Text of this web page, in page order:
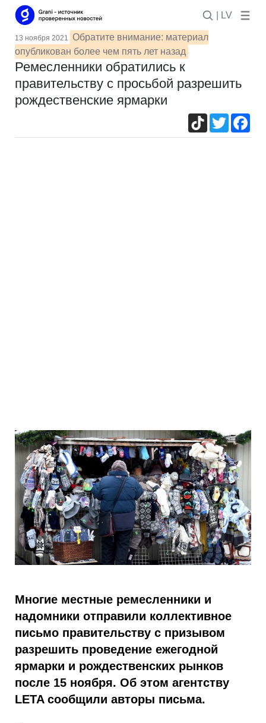
| LV
13 ноября 2021 Обратите внимание: материал
опубликован более чем пять лет назад
Ремесленники обратились к
правительству с просьбой разрешить
рождественские ярмарки
TikTokTwitter
Многие местные ремесленники и
надомники отправили коллективное
письмо правительству с призывом
разрешить проведение ежегодной
ярмарки и рождественских рынков
после 15 ноября. Об этом агентству
LETA сообщили авторы письма.